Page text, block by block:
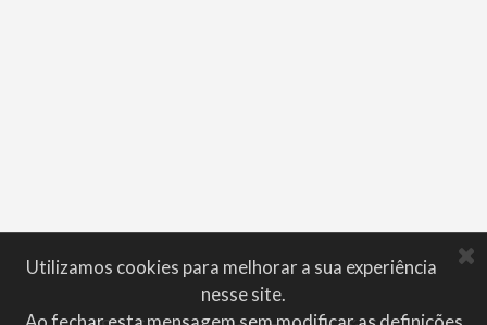
Utilizamos cookies para melhorar a sua experiência
nesse site.